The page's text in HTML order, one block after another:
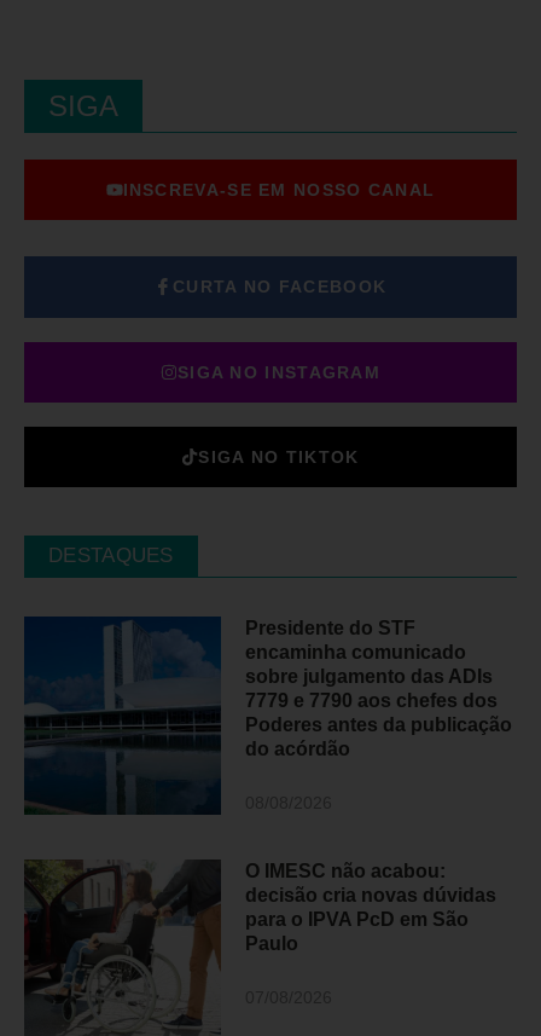
SIGA
INSCREVA-SE EM NOSSO CANAL
CURTA NO FACEBOOK
SIGA NO INSTAGRAM
SIGA NO TIKTOK
DESTAQUES
Presidente do STF
encaminha comunicado
sobre julgamento das ADIs
7779 e 7790 aos chefes dos
Poderes antes da publicação
do acórdão
O IMESC não acabou:
decisão cria novas dúvidas
para o IPVA PcD em São
Paulo